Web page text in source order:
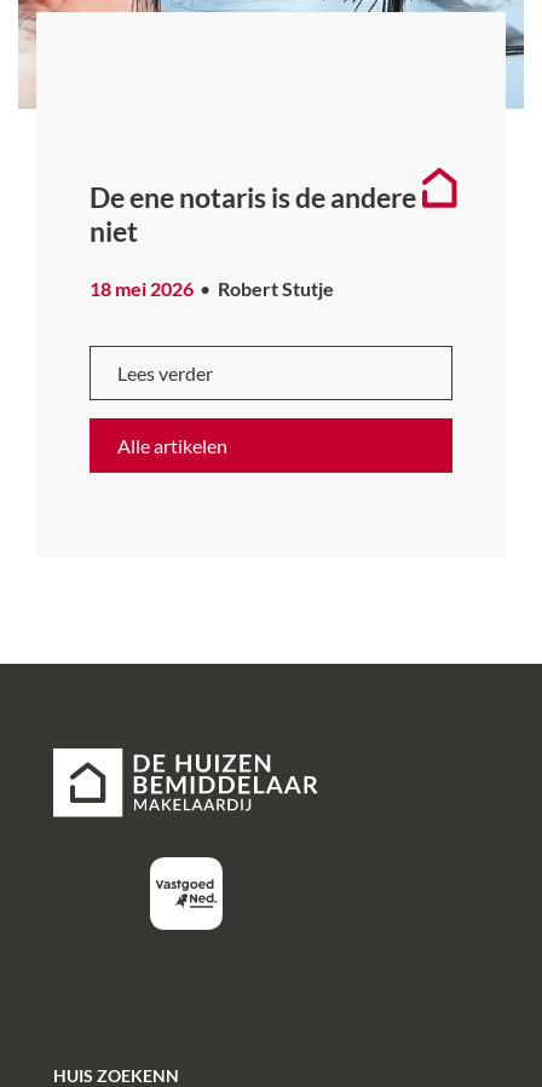
De ene notaris is de andere
niet
18 mei 2026 Robert Stutje
Lees verder
Alle artikelen
HUIS ZOEKENN